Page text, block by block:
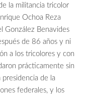
la militancia tricolor
Ochoa Reza
González Benavides
de 86 años y ni
a los tricolores y con
prácticamente sin
presidencia de la
federales, y los